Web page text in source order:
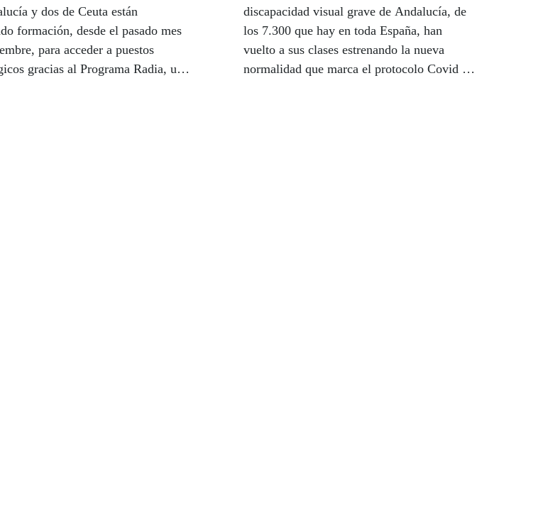
y dos de Ceuta están
formación, desde el pasado mes
para acceder a puestos
gracias al Programa Radia, una
discapacidad visual grave de Andalucía, de
los 7.300 que hay en toda España, han
vuelto a sus clases estrenando la nueva
normalidad que marca el protocolo Covid y